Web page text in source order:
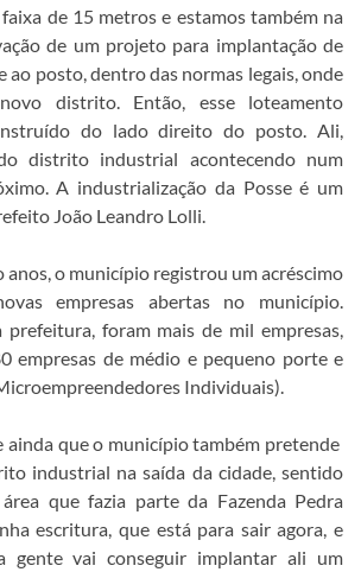
de 15 metros e estamos também na
de um projeto para implantação de
ao posto, dentro das normas legais, onde
distrito. Então, esse loteamento
do lado direito do posto. Ali,
distrito industrial acontecendo num
A industrialização da Posse é um
João Leandro Lolli.
o município registrou um acréscimo
empresas abertas no município.
prefeitura, foram mais de mil empresas,
empresas de médio e pequeno porte e
Individuais).
ainda que o município também pretende
industrial na saída da cidade, sentido
que fazia parte da Fazenda Pedra
escritura, que está para sair agora, e
gente vai conseguir implantar ali um